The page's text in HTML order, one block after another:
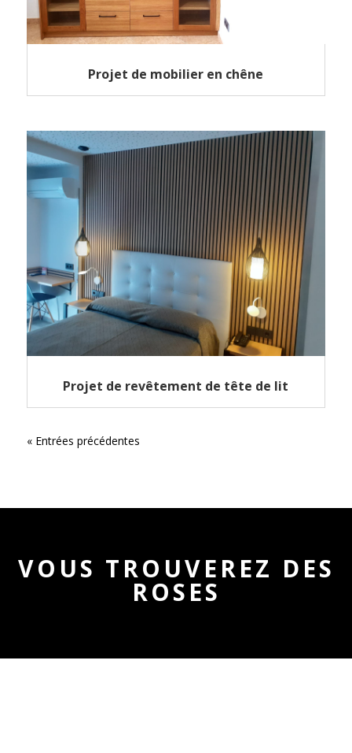
Projet de mobilier en chêne
Projet de revêtement de tête de lit
« Entrées précédentes
VOUS TROUVEREZ DES
ROSES